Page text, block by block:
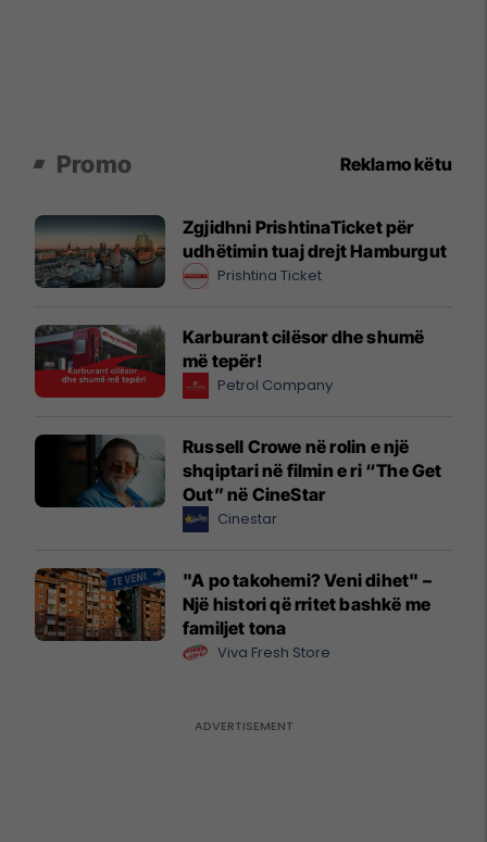
Promo Reklamo këtu
Zgjidhni PrishtinaTicket për
udhëtimin tuaj drejt Hamburgut
Prishtina Ticket
Karburant cilësor dhe shumë
më tepër!
Petrol Company
Russell Crowe në rolin e një
shqiptari në filmin e ri “The Get
Out” në CineStar
Cinestar
"A po takohemi? Veni dihet" –
Një histori që rritet bashkë me
familjet tona
Viva Fresh Store